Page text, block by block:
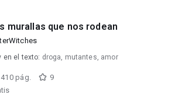
murallas que nos rodean
en el texto: droga, mutantes, amor
410 pág.
9